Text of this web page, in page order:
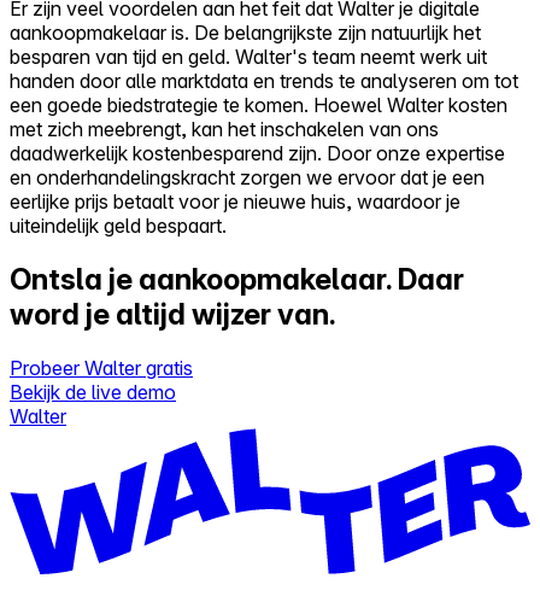
Er zijn veel voordelen aan het feit dat Walter je digitale
aankoopmakelaar is. De belangrijkste zijn natuurlijk het
besparen van tijd en geld. Walter's team neemt werk uit
handen door alle marktdata en trends te analyseren om tot
een goede biedstrategie te komen. Hoewel Walter kosten
met zich meebrengt, kan het inschakelen van ons
daadwerkelijk kostenbesparend zijn. Door onze expertise
en onderhandelingskracht zorgen we ervoor dat je een
eerlijke prijs betaalt voor je nieuwe huis, waardoor je
uiteindelijk geld bespaart.
Ontsla je aankoopmakelaar. Daar
word je altijd wijzer van.
Probeer Walter gratis
Bekijk de live demo
Walter